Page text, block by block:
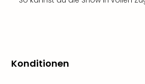
Konditionen